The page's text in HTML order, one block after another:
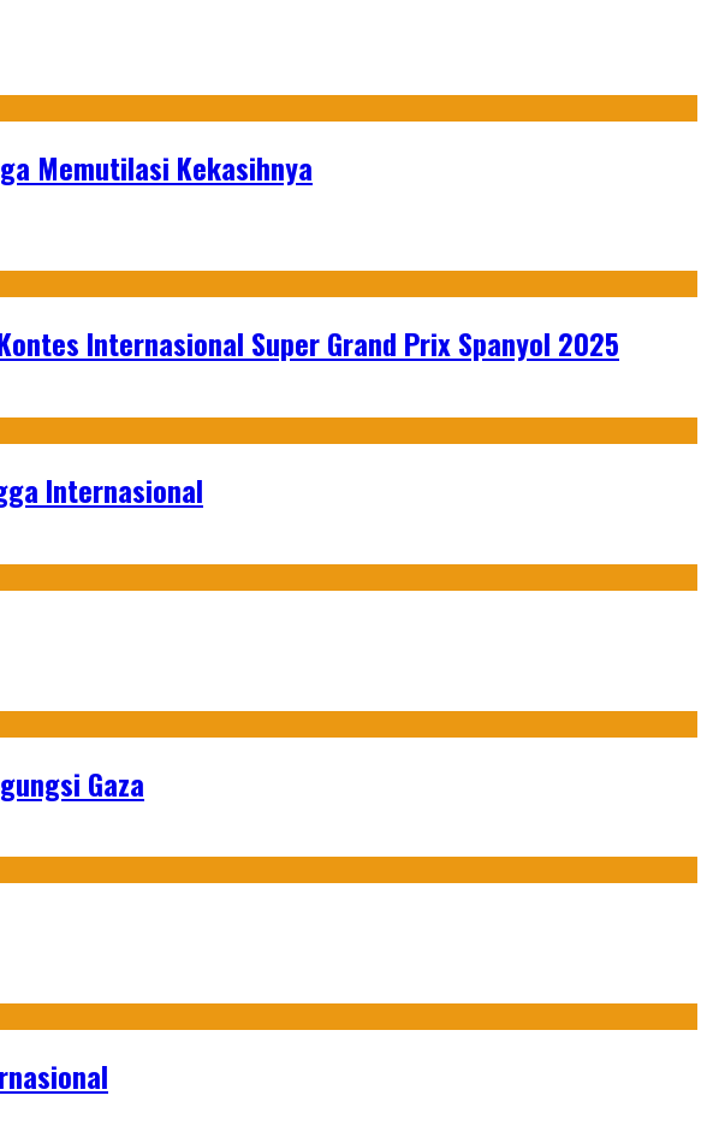
Memutilasi Kekasihnya
Internasional Super Grand Prix Spanyol 2025
Internasional
Gaza